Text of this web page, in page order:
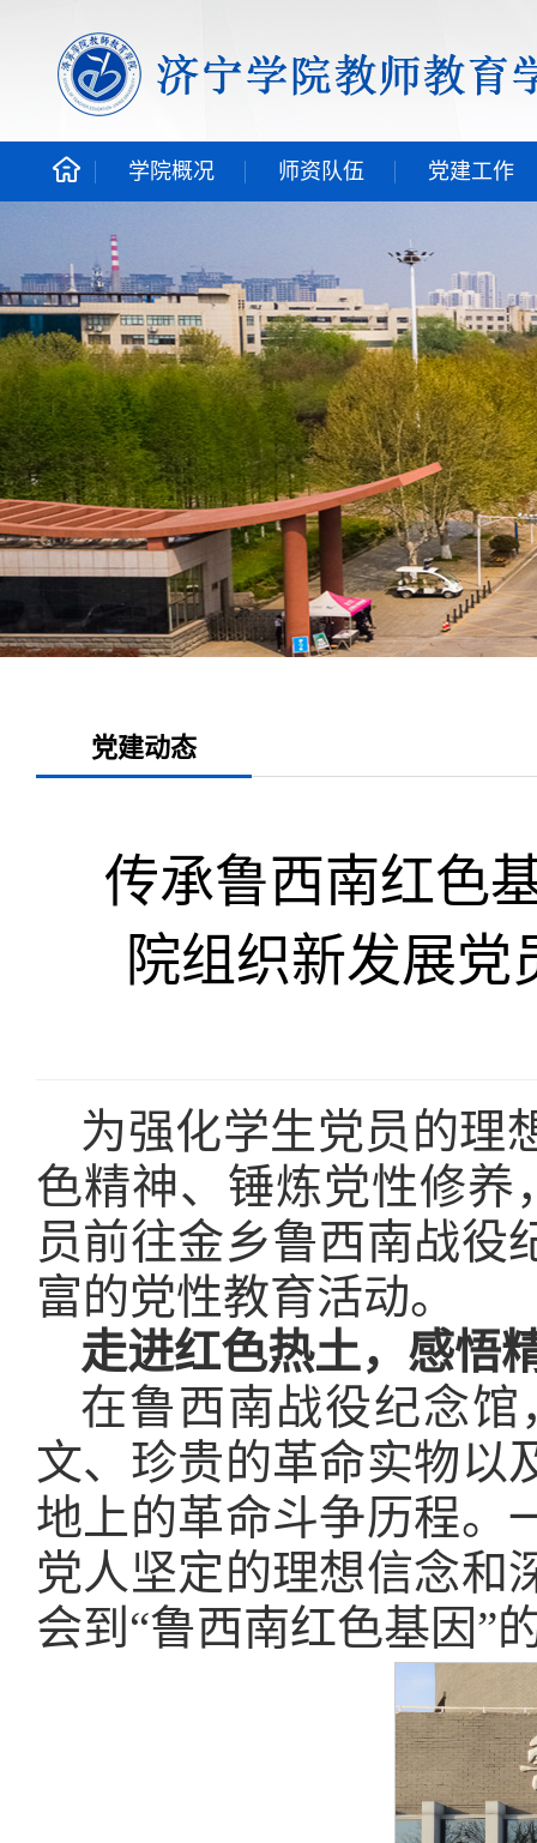
学院概况 师资队伍 党建工作
党建动态
传承鲁西南红色
院组织新发展
为强化学生党员的理
色精神、锤炼党性修养
员前往金乡鲁西南战役
富的党性教育活动。
走进红色热土，感悟
在鲁西南战役纪念
文、珍贵的革命实物以
地上的革命斗争历程。
党人坚定的理想信念和
会到“鲁西南红色基因”